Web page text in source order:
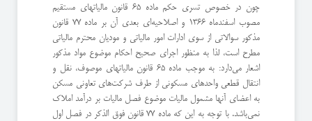
چون در خصوص تسری حکم ماده 65 قانون مالیاتهای مستقیم
مصوب اسفندماه 1366 و اصلاحیه‌ای بعدی آن بر ماده 77 قانون
مذکور سوالاتی از سوی ادارات امور مالیاتی و مودیان محترم مالیاتی
مطرح است، لذا به منظور اجرای صحیح احکام موضوع مواد مذکور
اشعار می‌دارد: به موجب ماده 65 قانون مالیاتهای موصوف، نقل و
انتقال قطعی واحدهای مسکونی از طرف شرکت‌های تعاونی مسکن
به اعضای آنها مشمول مالیات موضوع فصل مالیات بر درآمد املاک
نمی‌باشد. با توجه به این که ماده 77 قانون فوق الذکر در فصل اول